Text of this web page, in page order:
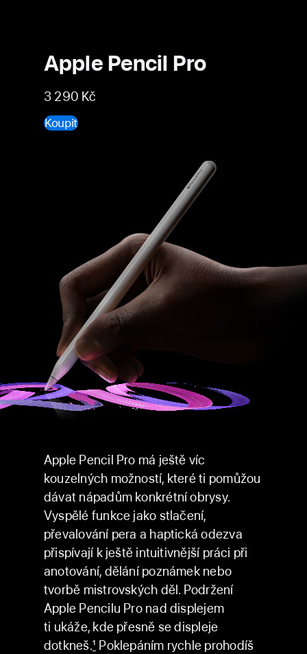
Apple Pencil Pro
3 290 Kč
Koupit
Apple Pencil Pro má ještě víc
kouzelných možností, které ti pomůžou
dávat nápadům konkrétní obrysy.
Vyspělé funkce jako stlačení,
převalování pera a haptická odezva
přispívají k ještě intuitivnější práci při
anotování, dělání poznámek nebo
tvorbě mistrovských děl. Podržení
Apple Pencilu Pro nad displejem
ti ukáže, kde přesně se displeje
dotkneš.1 Poklepáním rychle prohodíš